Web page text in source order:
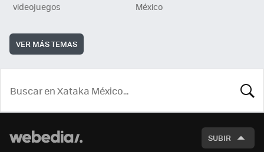
videojuegos
México
VER MÁS TEMAS
SUBIR